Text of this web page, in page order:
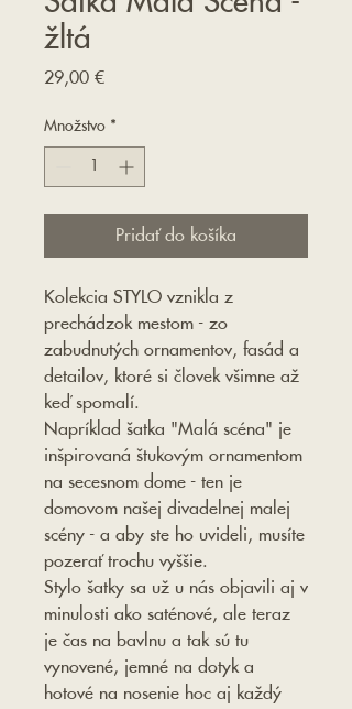
žltá
29,00 €Price
Množstvo *
Pridať do košíka
Kolekcia STYLO vznikla z
prechádzok mestom - zo
zabudnutých ornamentov, fasád a
detailov, ktoré si človek všimne až
keď spomalí.
Napríklad šatka "Malá scéna" je
inšpirovaná štukovým ornamentom
na secesnom dome - ten je
domovom našej divadelnej malej
scény - a aby ste ho uvideli, musíte
pozerať trochu vyššie.
Stylo šatky sa už u nás objavili aj v
minulosti ako saténové, ale teraz
je čas na bavlnu a tak sú tu
vynovené, jemné na dotyk a
hotové na nosenie hoc aj každý